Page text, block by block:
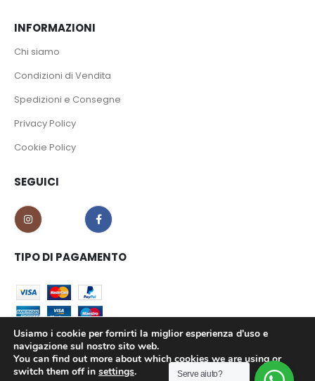
INFORMAZIONI
Chi siamo
Condizioni di Vendita
Spedizioni e Consegne
Privacy Policy
Cookie Policy
SEGUICI
TIPO DI PAGAMENTO
CO.MA.CI S.r.l. - P.iva 02639180799 © 2023. All Rights Reserved.
Usiamo i cookie per fornirti la miglior esperienza d'uso e
navigazione sul nostro sito web.
You can find out more about which cookies we are using or
switch them off in settings. Serve aiuto?